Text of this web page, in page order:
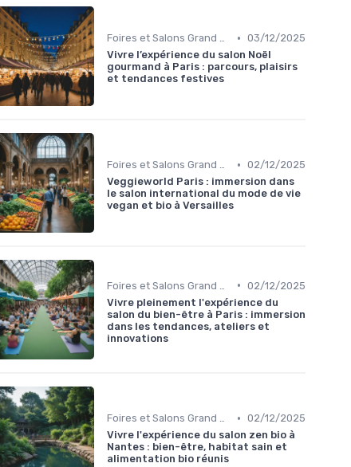
Foires et Salons Grand Public • 03/12/2025
Vivre l’expérience du salon Noël
gourmand à Paris : parcours, plaisirs
et tendances festives
Foires et Salons Grand Public • 02/12/2025
Veggieworld Paris : immersion dans
le salon international du mode de vie
vegan et bio à Versailles
• 02/12/2025
Vivre pleinement l'expérience du
salon du bien-être à Paris : immersion
dans les tendances, ateliers et
innovations
Foires et Salons Grand Public • 02/12/2025
Vivre l'expérience du salon zen bio à
Nantes : bien-être, habitat sain et
alimentation bio réunis